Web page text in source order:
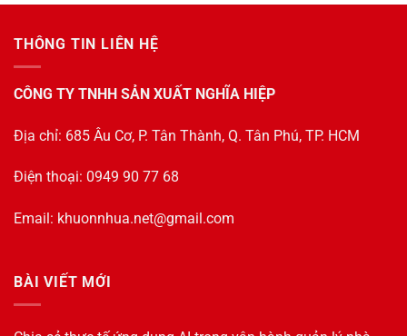
THÔNG TIN LIÊN HỆ
CÔNG TY TNHH SẢN XUẤT NGHĨA HIỆP
Địa chỉ: 685 Âu Cơ, P. Tân Thành, Q. Tân Phú, TP. HCM
Điện thoại: 0949 90 77 68
Email: khuonnhua.net@gmail.com
BÀI VIẾT MỚI